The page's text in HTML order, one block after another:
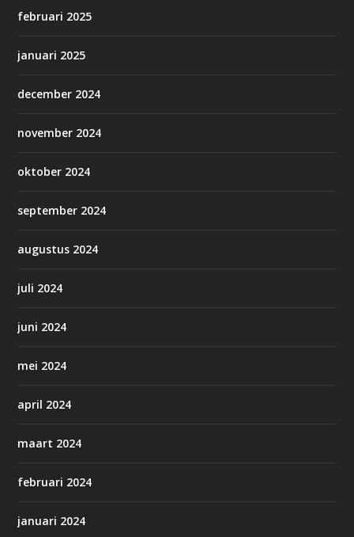
februari 2025
januari 2025
december 2024
november 2024
oktober 2024
september 2024
augustus 2024
juli 2024
juni 2024
mei 2024
april 2024
maart 2024
februari 2024
januari 2024